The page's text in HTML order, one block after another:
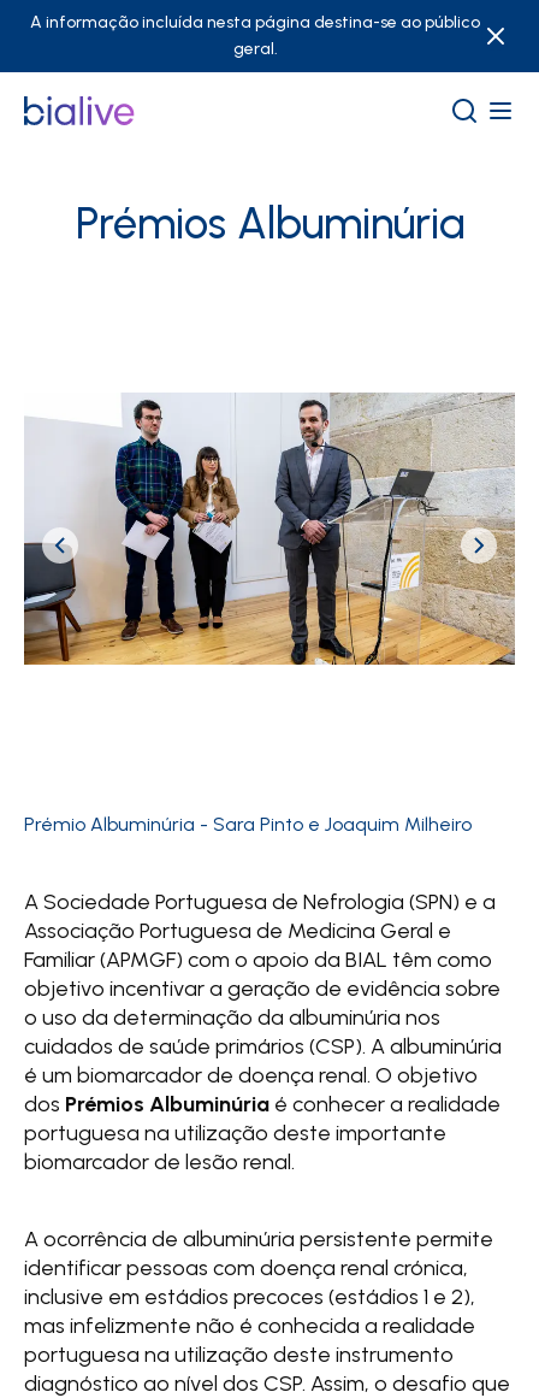
A informação incluída nesta página destina-se ao público
geral.
Prémios Albuminúria
Prémio Albuminúria - Sara Pinto e Joaquim Milheiro
A Sociedade Portuguesa de Nefrologia (SPN) e a
Associação Portuguesa de Medicina Geral e
Familiar (APMGF) com o apoio da BIAL têm como
objetivo incentivar a geração de evidência sobre
o uso da determinação da albuminúria nos
cuidados de saúde primários (CSP). A albuminúria
é um biomarcador de doença renal. O objetivo
dos Prémios Albuminúria é conhecer a realidade
portuguesa na utilização deste importante
biomarcador de lesão renal.
A ocorrência de albuminúria persistente permite
identificar pessoas com doença renal crónica,
inclusive em estádios precoces (estádios 1 e 2),
mas infelizmente não é conhecida a realidade
portuguesa na utilização deste instrumento
diagnóstico ao nível dos CSP. Assim, o desafio que